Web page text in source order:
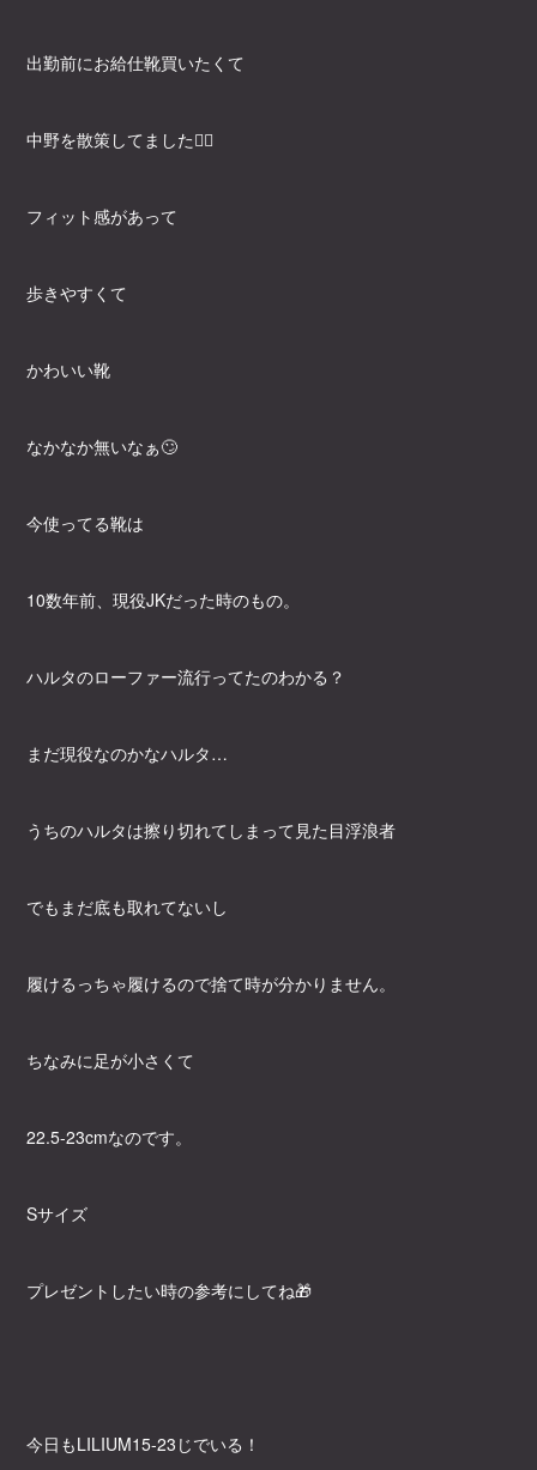
出勤前にお給仕靴買いたくて
中野を散策してました🚶‍♀️
フィット感があって
歩きやすくて
かわいい靴
なかなか無いなぁ🙄
今使ってる靴は
10数年前、現役JKだった時のもの。
ハルタのローファー流行ってたのわかる？
まだ現役なのかなハルタ…
うちのハルタは擦り切れてしまって見た目浮浪者
でもまだ底も取れてないし
履けるっちゃ履けるので捨て時が分かりません。
ちなみに足が小さくて
22.5-23cmなのです。
Sサイズ
プレゼントしたい時の参考にしてね🎁
今日もLILIUM15-23じでいる！